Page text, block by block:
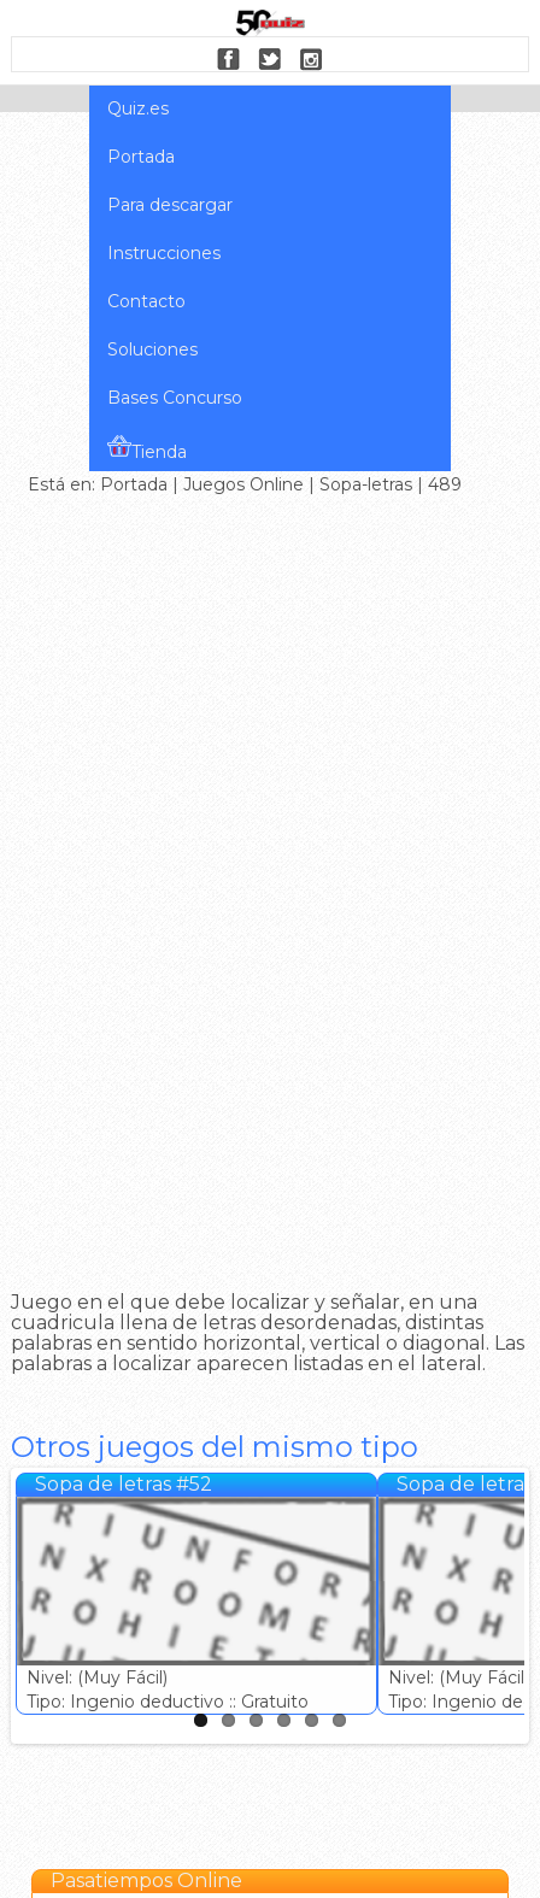
Quiz.es
Portada
Para descargar
Instrucciones
Contacto
Soluciones
Bases Concurso
Tienda
Está en: Portada | Juegos Online | Sopa-letras| 489
Juego en el que debe localizar y señalar, en una
cuadricula llena de letras desordenadas, distintas
palabras en sentido horizontal, vertical o diagonal. Las
palabras a localizar aparecen listadas en el lateral.
Otros juegos del mismo tipo
Sopa de letras #52
Nivel: (Muy Fácil)
Tipo: Ingenio deductivo :: Gratuito
Sopa de letras
Nivel: (Muy Fácil)
Tipo: Ingenio
Pasatiempos Online